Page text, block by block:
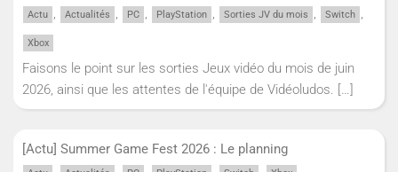
Actu , Actualités , PC , PlayStation , Sorties JV du mois , Switch ,
Xbox
Faisons le point sur les sorties Jeux vidéo du mois de juin
2026, ainsi que les attentes de l'équipe de Vidéoludos. […]
[Actu] Summer Game Fest 2026 : Le planning